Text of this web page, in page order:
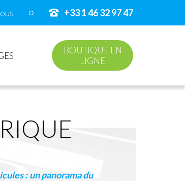
+33 1 46 32 97 47
BOUTIQUE EN
LIGNE
:un panorama du